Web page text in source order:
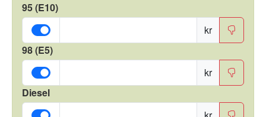
95 (E10)
kr
98 (E5)
kr
Diesel